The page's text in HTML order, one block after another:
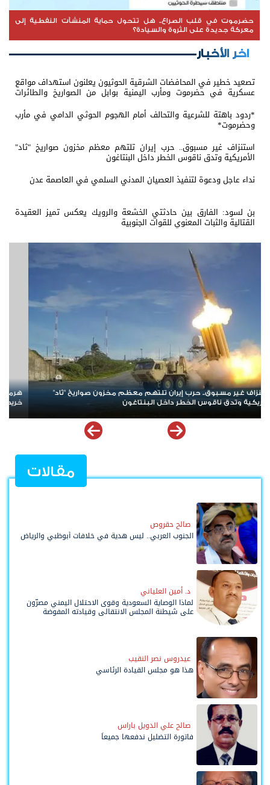
حضرموت في قلب الصراع.. هل تتحول حماية المنشآت النفطية إلى
معركة جديدة على الثروة والسيادة؟
اخر الأخبار
تصعيد خطير في المحافضات الشرقية الحوثيون يعلنون استهداف مواقع
عسكرية في حضرموت ومأرب اليمنية بوابل من الصواريخ والطائرات
*ردود باهتة للشرعية والتحالف أمام الهجوم الحوثي الدامي في مأرب
وحضرموت*
استنزاف غير مسبوق.. حرب إيران تلتهم معظم مخزون صواريخ "ثاد"
الأمريكية وتدق ناقوس الخطر داخل البنتاغون
نداء عاجل ودعوة لتنفيذ العصيان المدني السلمي في العاصمة عدن
بن لسود: الفارق بين حادثتي الخشعة والرويك يعكس تميز العقيدة
القتالية والثبات المعنوي للقوات الجنوبية
على أعتاب مرحلة جديدة.. تفاهمات إيرانية–عُمانية تعيد رسم
الملاحة في المضيق
حضرموت
معركة
مقالات
صالح حقروص
الجنوب العربي.. ليس هدية في خلافات أبوظبي والرياض
د. أمين العلياني
لماذا الوصاية السعودية وقوى الاحتلال اليمني مصرّون
على شيطنة المجلس الانتقالي وقيادته المفوضة
عيدروس نصر النقيب
هذا هو مجلس القيادة الرئاسي
صالح علي الدويل باراس
فاتورة التضليل ندفعها جميعاً